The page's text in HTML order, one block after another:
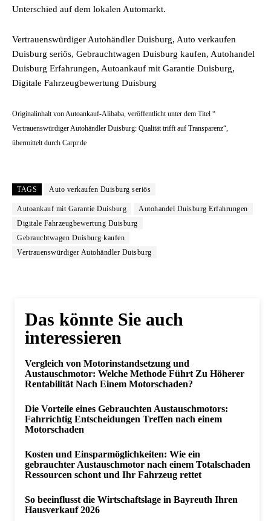
Unterschied auf dem lokalen Automarkt.
Vertrauenswürdiger Autohändler Duisburg, Auto verkaufen
Duisburg seriös, Gebrauchtwagen Duisburg kaufen, Autohandel
Duisburg Erfahrungen, Autoankauf mit Garantie Duisburg,
Digitale Fahrzeugbewertung Duisburg
Originalinhalt von Autoankauf-Alibaba, veröffentlicht unter dem Titel “
Vertrauenswürdiger Autohändler Duisburg: Qualität trifft auf Transparenz“,
übermittelt durch Carpr.de
TAGS Auto verkaufen Duisburg seriös
Autoankauf mit Garantie Duisburg
Autohandel Duisburg Erfahrungen
Digitale Fahrzeugbewertung Duisburg
Gebrauchtwagen Duisburg kaufen
Vertrauenswürdiger Autohändler Duisburg
Das könnte Sie auch
interessieren
Vergleich von Motorinstandsetzung und
Austauschmotor: Welche Methode Führt Zu Höherer
Rentabilität Nach Einem Motorschaden?
Die Vorteile eines Gebrauchten Austauschmotors:
Fahrrichtig Entscheidungen Treffen nach einem
Motorschaden
Kosten und Einsparmöglichkeiten: Wie ein
gebrauchter Austauschmotor nach einem Totalschaden
Ressourcen schont und Ihr Fahrzeug rettet
So beeinflusst die Wirtschaftslage in Bayreuth Ihren
Hausverkauf 2026